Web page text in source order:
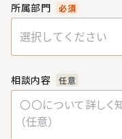
所属部門 必須
選択してください
相談内容 任意